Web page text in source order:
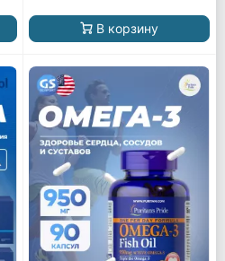
В корзину